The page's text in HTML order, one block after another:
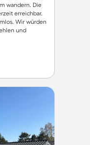
wandern. Die
erreichbar.
Wir würden
und